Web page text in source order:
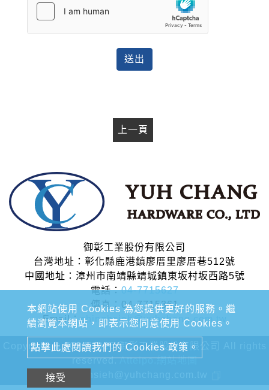
送出
上一頁
本網站使用 Cookies 為您提供更好的服務。繼
續瀏覽本網站，即表示您同意使用 Cookies。
點擊此處閱讀我們的 Cookies 政策。
接受
御彰工業股份有限公司
台灣地址：彰化縣鹿港鎮廖厝里廖厝巷512號
中國地址：漳州市南靖縣靖城鎮東坂村坂西路5號
電話：04-7715627
傳真：04-7715361
Email：chinghsieh@yuhchang.com.tw
Copyright © 2020-2026 御彰工業股份有限公司 All rights
reserved.Atteipo.網站地圖
chinghsieh@yuhchang.com.tw